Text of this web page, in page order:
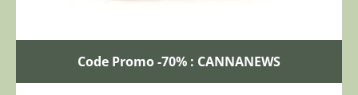
Code Promo -70% : CANNANEWS